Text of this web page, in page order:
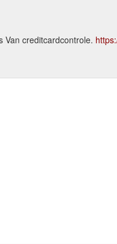
Van creditcardcontrole.